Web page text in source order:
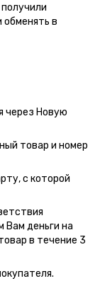
обменять в
через Новую
товар и номер
с которой
Вам деньги на
в течение 3